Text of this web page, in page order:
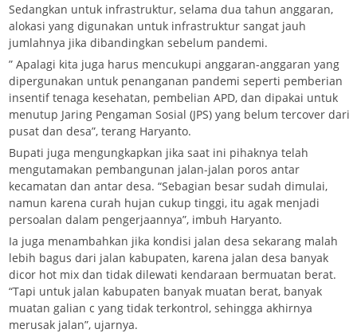
Sedangkan untuk infrastruktur, selama dua tahun anggaran,
alokasi yang digunakan untuk infrastruktur sangat jauh
jumlahnya jika dibandingkan sebelum pandemi.
” Apalagi kita juga harus mencukupi anggaran-anggaran yang
dipergunakan untuk penanganan pandemi seperti pemberian
insentif tenaga kesehatan, pembelian APD, dan dipakai untuk
menutup Jaring Pengaman Sosial (JPS) yang belum tercover dari
pusat dan desa”, terang Haryanto.
Bupati juga mengungkapkan jika saat ini pihaknya telah
mengutamakan pembangunan jalan-jalan poros antar
kecamatan dan antar desa. “Sebagian besar sudah dimulai,
namun karena curah hujan cukup tinggi, itu agak menjadi
persoalan dalam pengerjaannya”, imbuh Haryanto.
Ia juga menambahkan jika kondisi jalan desa sekarang malah
lebih bagus dari jalan kabupaten, karena jalan desa banyak
dicor hot mix dan tidak dilewati kendaraan bermuatan berat.
“Tapi untuk jalan kabupaten banyak muatan berat, banyak
muatan galian c yang tidak terkontrol, sehingga akhirnya
merusak jalan”, ujarnya.